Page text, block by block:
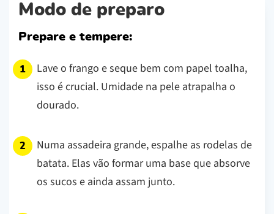
Modo de preparo
Prepare e tempere:
Lave o frango e seque bem com papel toalha,
isso é crucial. Umidade na pele atrapalha o
dourado.
Numa assadeira grande, espalhe as rodelas de
batata. Elas vão formar uma base que absorve
os sucos e ainda assam junto.